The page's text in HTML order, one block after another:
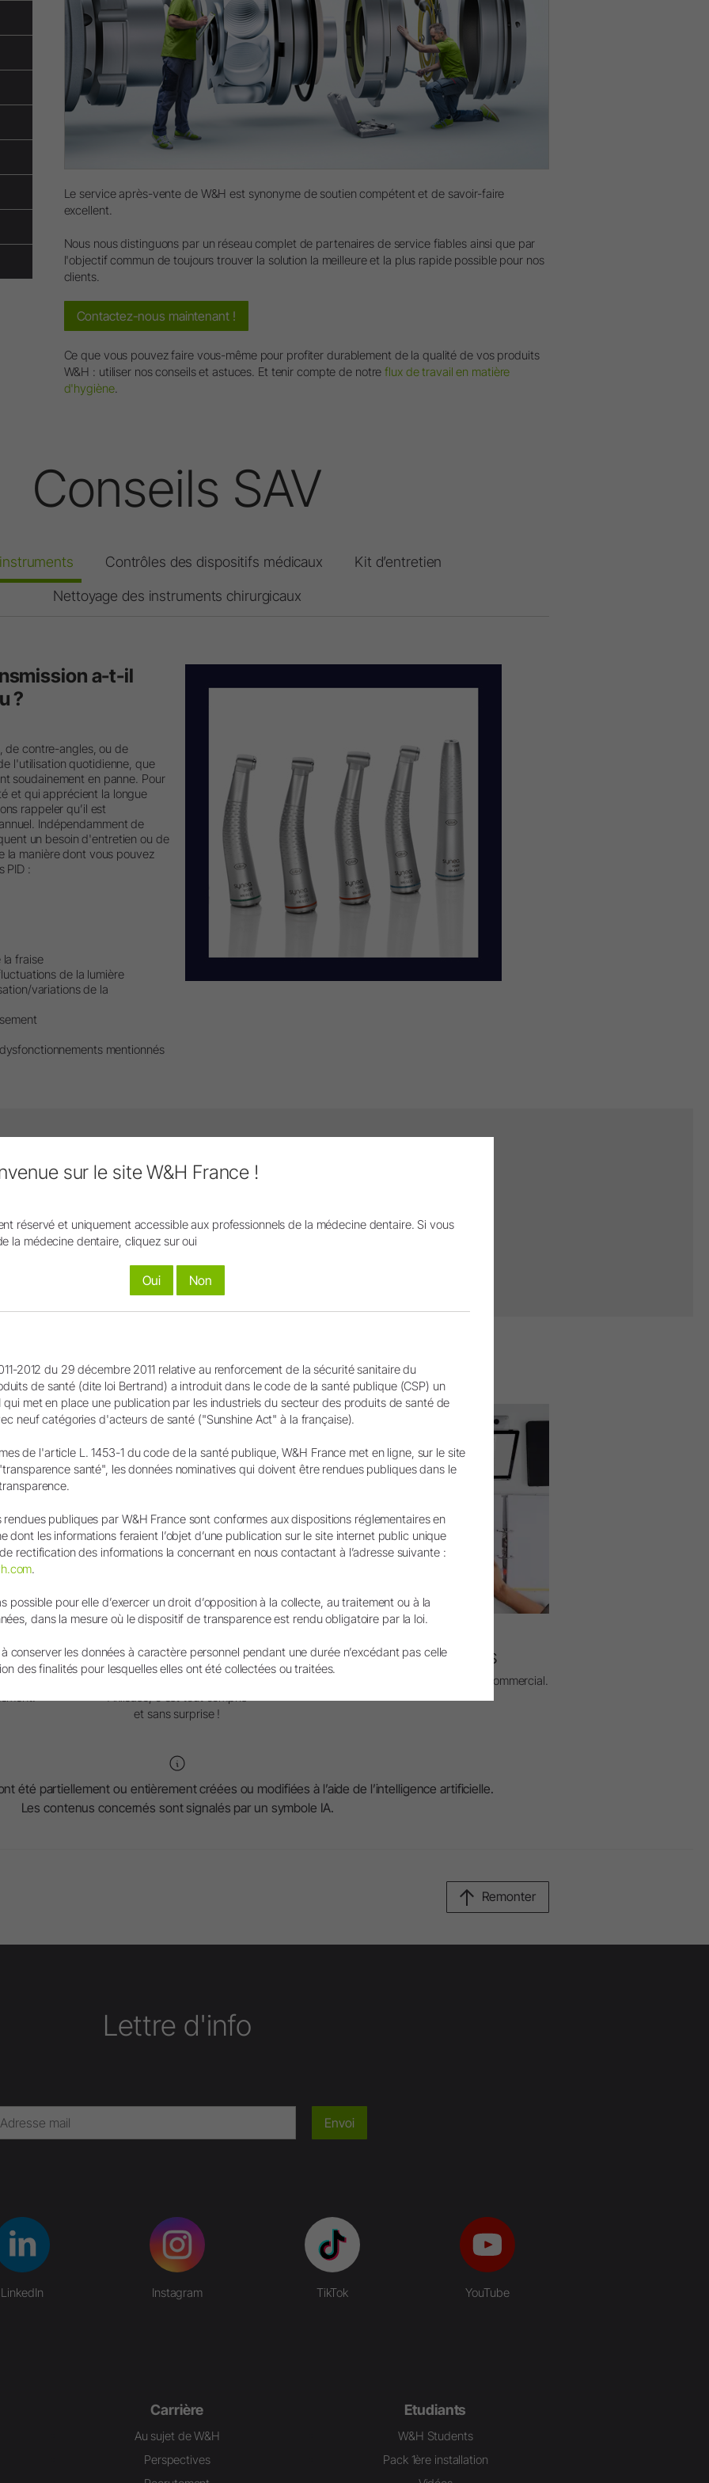
W&H AIMS
W&H AIMS
Laboratoire
Units de laboratoires
Accessoires
Informatique
Vos contacts au siège
Vos contacts en région
Où réparer
Le service après-vente de W&H est synonyme de soutien compétent et de savoir-faire
excellent.
Nous nous distinguons par un réseau complet de partenaires de service fiables ainsi que par
l'objectif commun de toujours trouver la solution la meilleure et la plus rapide possible pour nos
clients.
Contactez-nous maintenant !
Ce que vous pouvez faire vous-même pour profiter durablement de la qualité de vos produits
W&H : utiliser nos conseils et astuces. Et tenir compte de notreflux de travail en matière
d'hygiène.
Conseils SAV
Contrôles des dispositifs médicaux Kit d’entretien
Nettoyage des instruments chirurgicaux
a-t-il
?
de contre-angles, ou de
l'utilisation quotidienne, que
soudainement en panne. Pour
et qui apprécient la longue
rappeler qu’il est
Indépendamment de
un besoin d'entretien ou de
la manière dont vous pouvez
PID :
fraise
de la lumière
variations de la
mentionnés
(par exemple les vidéos, les cartes), veuillez accepter le
légales / Protection des données) à des fins de marketing.
Accepter
Akilease
Un service exclusif, 100% confiance
Akilease, c'est tout compris
et sans surprise !
Obtenir un devis
Demandez conseil à notre service commercial.
été partiellement ou entièrement créées ou modifiées à l’aide de l’intelligence artificielle.
Les contenus concernés sont signalés par un symbole IA.
Remonter
Lettre d'info
Envoi
LinkedIn Instagram TikTok YouTube
Carrière
Au sujet de W&H
Perspectives
Etudiants
W&H Students
Pack 1ère installation
sur le site W&H France !
réservé et uniquement accessible aux professionnels de la médecine dentaire. Si vous
la médecine dentaire, cliquez sur oui
Oui Non
2012 du 29 décembre 2011 relative au renforcement de la sécurité sanitaire du
de santé (dite loi Bertrand) a introduit dans le code de la santé publique (CSP) un
qui met en place une publication par les industriels du secteur des produits de santé de
neuf catégories d'acteurs de santé ("Sunshine Act" à la française).
de l'article L. 1453-1 du code de la santé publique, W&H France met en ligne, sur le site
santé", les données nominatives qui doivent être rendues publiques dans le
rendues publiques par W&H France sont conformes aux dispositions réglementaires en
dont les informations feraient l’objet d’une publication sur le site internet public unique
rectification des informations la concernant en nous contactant à l’adresse suivante :
.
possible pour elle d’exercer un droit d’opposition à la collecte, au traitement ou à la
dans la mesure où le dispositif de transparence est rendu obligatoire par la loi.
conserver les données à caractère personnel pendant une durée n’excédant pas celle
des finalités pour lesquelles elles ont été collectées ou traitées.